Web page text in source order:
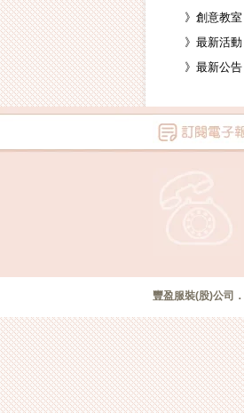
》創意教室
》最新活動
》最新公告
豐盈服裝(股)公司 ．